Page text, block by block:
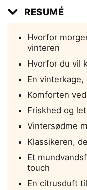
RESUMÉ
Hvorfor
vinteren
Hvorfor du vil
En
Komforten
Friskhed og
Vintersødme
Klassikeren,
Et
touch
En citrusduft